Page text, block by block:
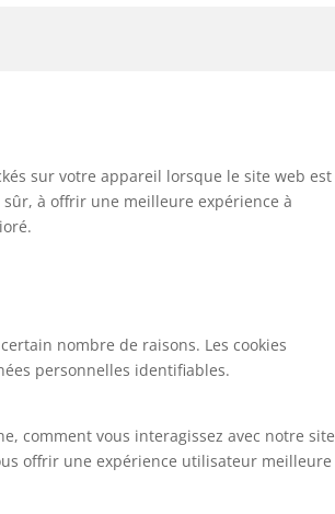
sur votre appareil lorsque le site web est
à offrir une meilleure expérience à
nombre de raisons. Les cookies
personnelles identifiables.
comment vous interagissez avec notre site
offrir une expérience utilisateur meilleure